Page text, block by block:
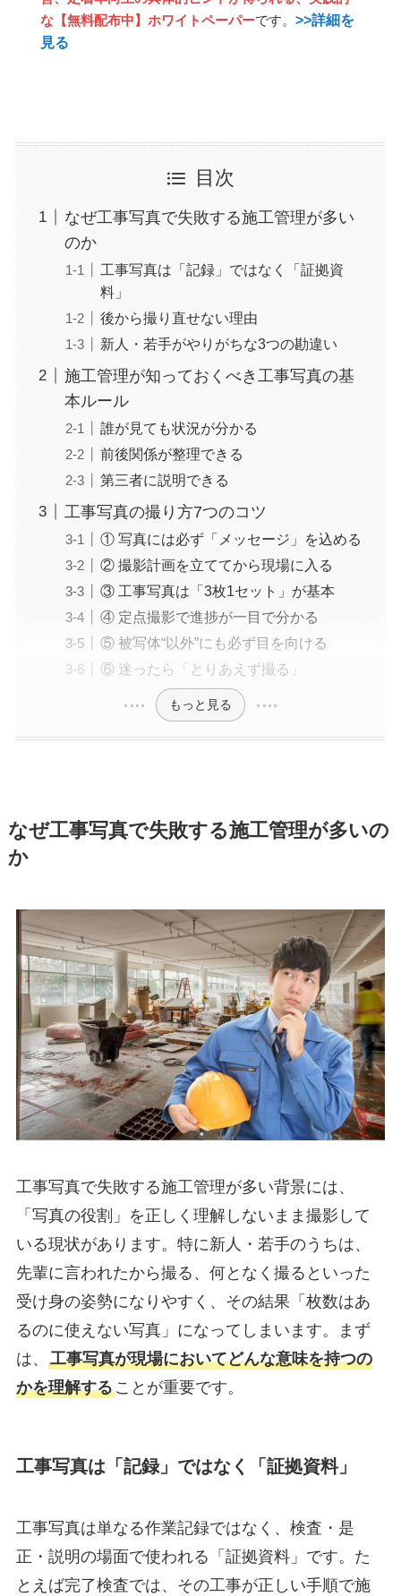
な【無料配布中】ホワイトペーパーです。 >>詳細を
見る
目次
なぜ工事写真で失敗する施工管理が多い
のか
工事写真は「記録」ではなく「証拠資
料」
後から撮り直せない理由
新人・若手がやりがちな3つの勘違い
施工管理が知っておくべき工事写真の基
本ルール
誰が見ても状況が分かる
前後関係が整理できる
第三者に説明できる
工事写真の撮り方7つのコツ
① 写真には必ず「メッセージ」を込める
② 撮影計画を立ててから現場に入る
③ 工事写真は「3枚1セット」が基本
④ 定点撮影で進捗が一目で分かる
⑤ 被写体“以外”にも必ず目を向ける
⑥ 迷ったら「とりあえず撮る」
もっと見る
なぜ工事写真で失敗する施工管理が多いの
か
工事写真で失敗する施工管理が多い背景には、
「写真の役割」を正しく理解しないまま撮影して
いる現状があります。特に新人・若手のうちは、
先輩に言われたから撮る、何となく撮るといった
受け身の姿勢になりやすく、その結果「枚数はあ
るのに使えない写真」になってしまいます。まず
は、 工事写真が現場においてどんな意味を持つの
かを理解することが重要です。
工事写真は「記録」ではなく「証拠資料」
工事写真は単なる作業記録ではなく、検査・是
正・説明の場面で使われる「証拠資料」です。た
とえば完了検査では、その工事が正しい手順で施